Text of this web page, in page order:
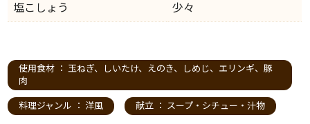
塩こしょう 少々
使用食材 ： 玉ねぎ、 しいたけ、 えのき、 しめじ、 エリンギ、豚
肉
料理ジャンル ： 洋風 献立 ： スープ・シチュー・汁物